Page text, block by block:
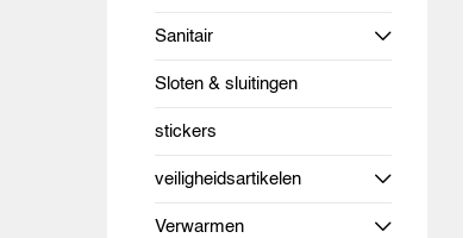
Sanitair
Sloten & sluitingen
stickers
veiligheidsartikelen
Verwarmen